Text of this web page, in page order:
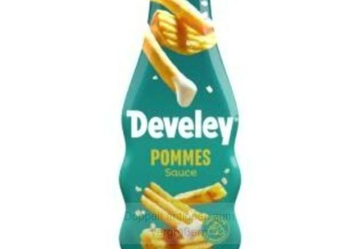
Doppelt antippen zum
vergrößern